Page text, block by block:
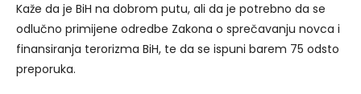
Kaže da je BiH na dobrom putu, ali da je potrebno da se
odlučno primijene odredbe Zakona o sprečavanju novca i
finansiranja terorizma BiH, te da se ispuni barem 75 odsto
preporuka.